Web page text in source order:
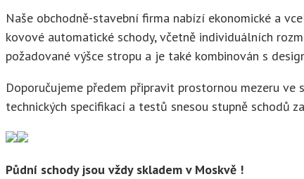
Naše obchodně-stavební firma nabízí ekonomické a
kovové automatické schody, včetně individuálních
požadované výšce stropu a je také kombinován s
Doporučujeme předem připravit prostornou mezeru
technických specifikací a testů snesou stupně schodů
Půdní schody jsou vždy skladem v Moskvě !